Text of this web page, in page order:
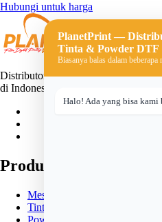
Hubungi untuk harga
Distributor mesin, tinta, dan
di Indonesia. Solusi lengkap untuk
Produk
Mesin DTF
Tinta DTF
PlanetPrint —
Tinta & Powder DTF
Biasanya balas dalam beberapa
Halo! Ada yang bisa kami